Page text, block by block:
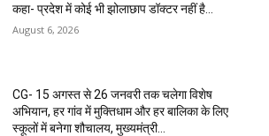
कहा- प्रदेश में कोई भी झोलाछाप डॉक्टर नहीं है…
August 6, 2026
CG- 15 अगस्त से 26 जनवरी तक चलेगा विशेष
अभियान, हर गांव में मुक्तिधाम और हर बालिका के लिए
स्कूलों में बनेगा शौचालय, मुख्यमंत्री...